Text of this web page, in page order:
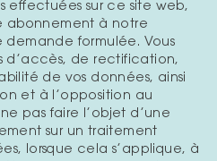
effectuées sur ce site web,
abonnement à notre
formulée. Vous
d’accès, de rectification,
de vos données, ainsi
et à l’opposition au
pas faire l’objet d’une
sur un traitement
lorsque cela s’applique, à